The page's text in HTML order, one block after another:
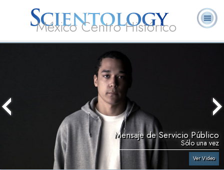
México Centro Histórico
Voluntarios
Mensaje de Servicio Público
Sólo una vez
Ver Video